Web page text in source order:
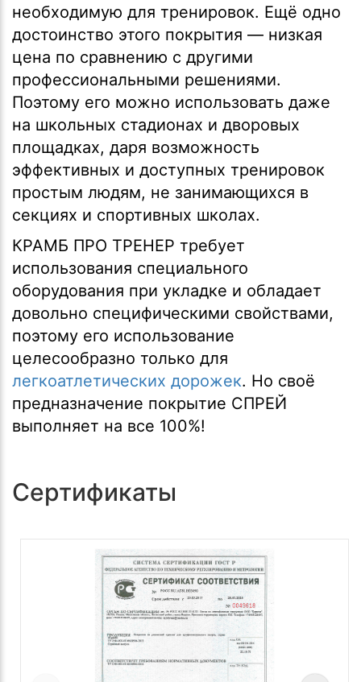
необходимую для тренировок. Ещё одно
достоинство этого покрытия — низкая
цена по сравнению с другими
профессиональными решениями.
Поэтому его можно использовать даже
на школьных стадионах и дворовых
площадках, даря возможность
эффективных и доступных тренировок
простым людям, не занимающихся в
секциях и спортивных школах.
КРАМБ ПРО ТРЕНЕР требует
использования специального
оборудования при укладке и обладает
довольно специфическими свойствами,
поэтому его использование
целесообразно только для
легкоатлетических дорожек. Но своё
предназначение покрытие СПРЕЙ
выполняет на все 100%!
Сертификаты